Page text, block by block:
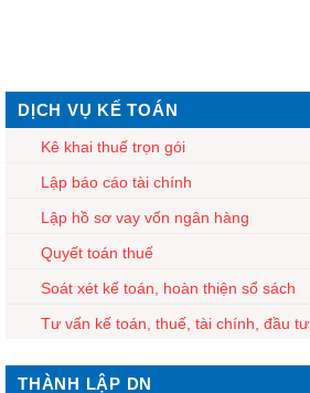
DỊCH VỤ KẾ TOÁN
Kê khai thuế trọn gói
Lập báo cáo tài chính
Lập hồ sơ vay vốn ngân hàng
Quyết toán thuế
Soát xét kế toán, hoàn thiện sổ sách
Tư vấn kế toán, thuế, tài chính, đầu tư
THÀNH LẬP DN